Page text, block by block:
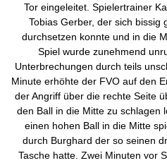
Tor eingeleitet. Spielertrainer
Tobias Gerber, der sich bissig
durchsetzen konnte und in die
Spiel wurde zunehmend
Unterbrechungen durch teils
Minute erhöhte der FVO auf den
der Angriff über die rechte Seite
den Ball in die Mitte zu schlagen
einen hohen Ball in die Mitte
durch Burghard der so seinen
Tasche hatte. Zwei Minuten vor